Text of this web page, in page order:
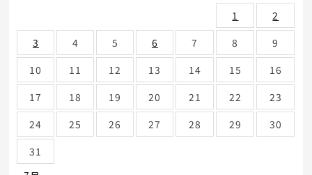
1
2
3
4 5 6 7 8
9
10
11 12 13 14 15
16
17
18 19 20 21 22
23
24
25 26 27 28 29
30
31